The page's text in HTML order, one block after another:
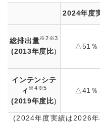
2024年度
総排出量※2※3
(2013年度比)
△51％
インテンシテ
ィ ※4※5
(2019年度比)
△41％
(2024年度実績は2026